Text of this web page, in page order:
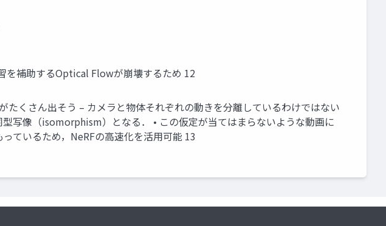
を補助するOptical Flowが崩壊するため 12
くさん出そう – カメラと物体それぞれの動きを分離しているわけではない
写像（isomorphism）となる． • この仮定が当てはまらないような動画に
ているため，NeRFの高速化を活用可能 13